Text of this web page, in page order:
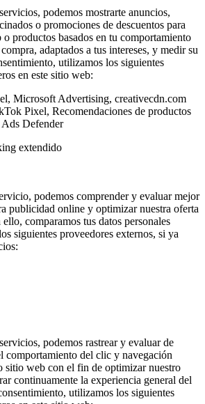
podemos mostrarte anuncios,
o promociones de descuentos para
productos basados en tu comportamiento
adaptados a tus intereses, y medir su
utilizamos los siguientes
en este sitio web:
Microsoft Advertising, creativecdn.com
Pixel, Recomendaciones de productos
Ads Defender
extendido
podemos comprender y evaluar mejor
publicidad online y optimizar nuestra oferta
comparamos tus datos personales
siguientes proveedores externos, si ya
podemos rastrear y evaluar de
comportamiento del clic y navegación
sitio web con el fin de optimizar nuestro
continuamente la experiencia general del
utilizamos los siguientes